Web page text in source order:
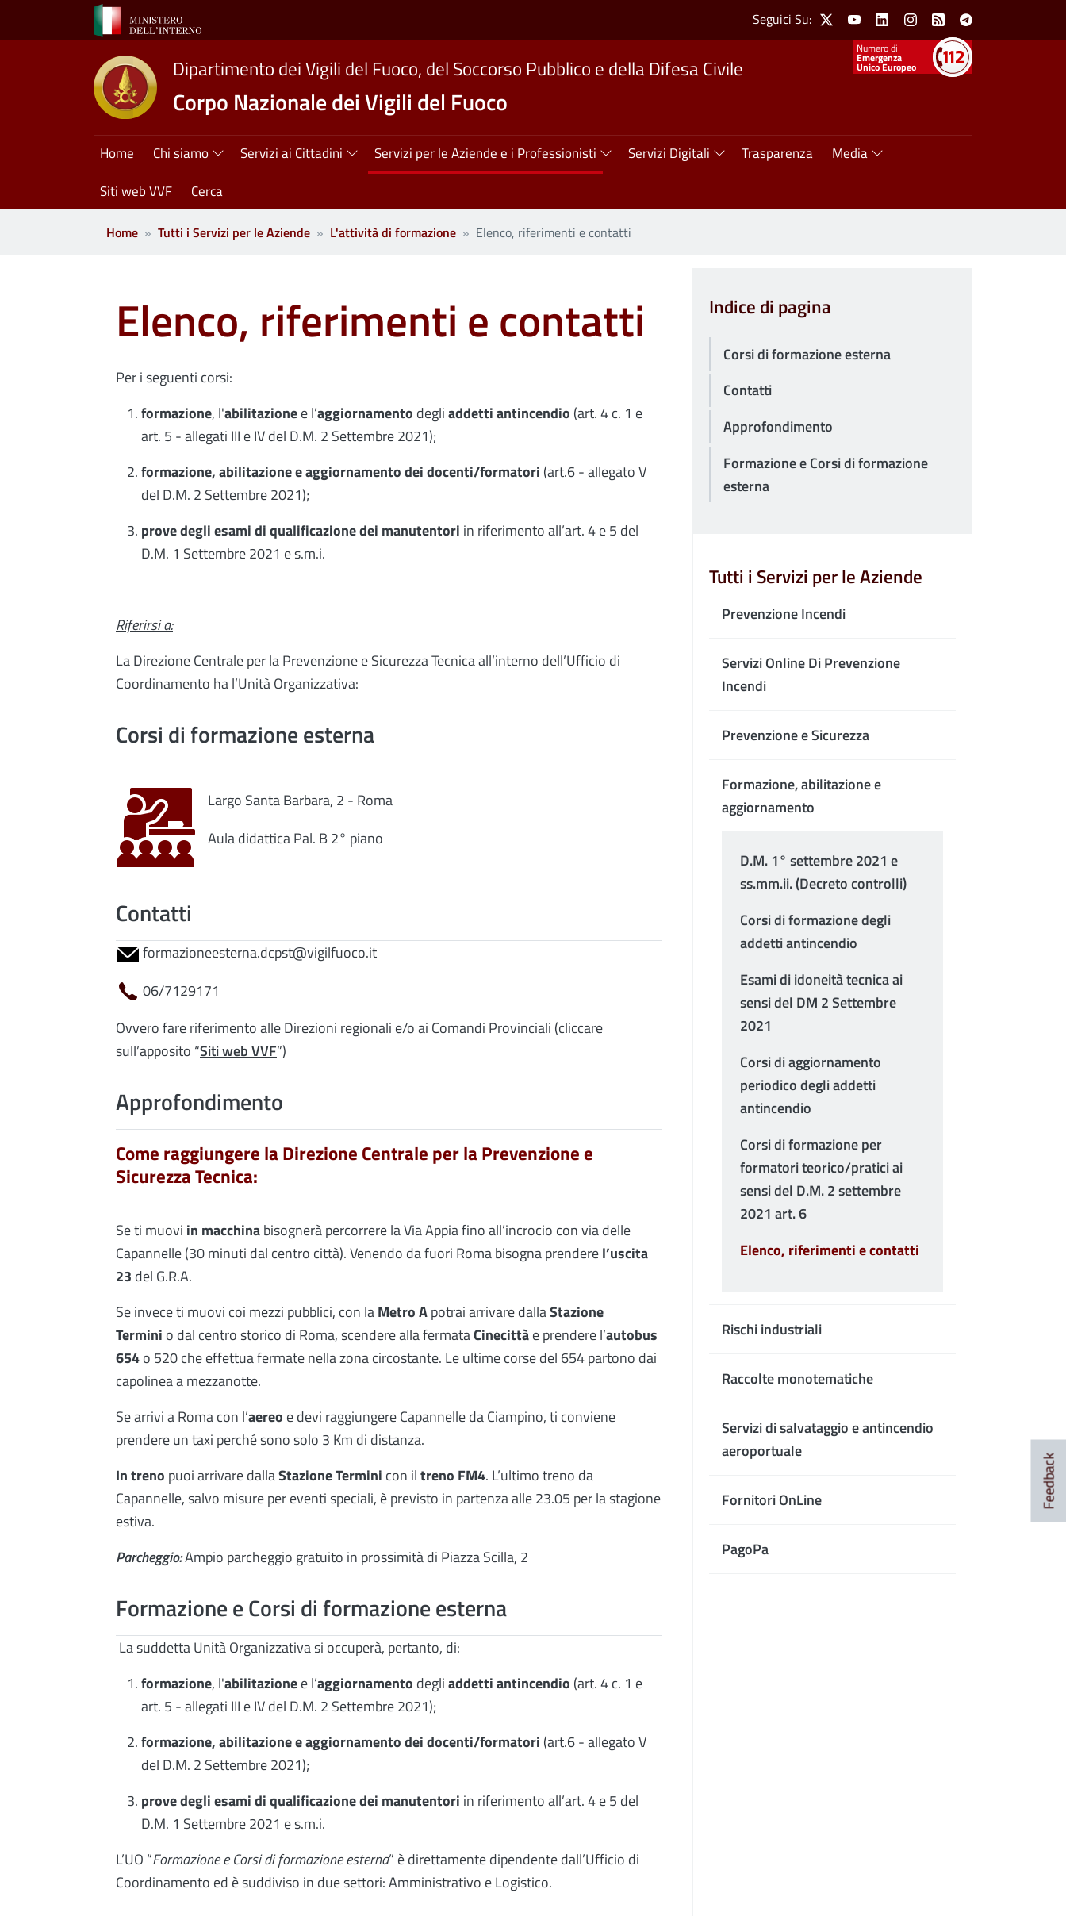
Salta al contenuto principale Social Menu
Seguici Su: X YoutubeLinkedinInstagram
Feed Telegram
Numeri utili
Emergenza
Unico Europeo
Dipartimento dei Vigili del Fuoco, del Soccorso Pubblico e della Difesa Civile
Corpo Nazionale dei Vigili del Fuoco
Navigazione principale
Home Chi siamo Servizi ai Cittadini Servizi per le Aziende e i Professionisti Servizi Digitali Trasparenza
Media
Siti web VVF
Cerca
Home Tutti i Servizi per le Aziende L'attività di formazione Elenco, riferimenti e contatti
Elenco, riferimenti e contatti
Per i seguenti corsi:
formazione, l'abilitazionee l’aggiornamento degliaddetti antincendio (art. 4 c. 1 e
art. 5 - allegati III e IV del D.M. 2 Settembre 2021);
formazione, abilitazione e aggiornamento dei docenti/formatori (art.6 - allegato V
del D.M. 2 Settembre 2021);
prove degli esami di qualificazione dei manutentori in riferimento all’art. 4 e 5 del
D.M. 1 Settembre 2021 e s.m.i.
Riferirsi a:
La Direzione Centrale per la Prevenzione e Sicurezza Tecnica all’interno dell’Ufficio di
Coordinamento ha l’Unità Organizzativa:
Corsi di formazione esterna
Largo Santa Barbara, 2 - Roma
Aula didattica Pal. B 2° piano
Contatti
formazioneesterna.dcpst@vigilfuoco.it
06/7129171
Ovvero fare riferimento alle Direzioni regionali e/o ai Comandi Provinciali (cliccare
sull’apposito “Siti web VVF”)
Approfondimento
Come raggiungere la Direzione Centrale per la Prevenzione e
Sicurezza Tecnica:
Se ti muovi in macchinabisognerà percorrere la Via Appia fino all’incrocio con via delle
Capannelle (30 minuti dal centro città). Venendo da fuori Roma bisogna prenderel’uscita
23 del G.R.A.
Se invece ti muovi coi mezzi pubblici, con laMetro Apotrai arrivare dallaStazione
Termini o dal centro storico di Roma, scendere alla fermataCinecittàe prendere l’autobus
654o 520 che effettua fermate nella zona circostante. Le ultime corse del 654 partono dai
capolinea a mezzanotte.
Se arrivi a Roma con l’aereo e devi raggiungere Capannelle da Ciampino, ti conviene
prendere un taxi perché sono solo 3 Km di distanza.
In treno puoi arrivare dallaStazione Termini con iltreno FM4. L’ultimo treno da
Capannelle, salvo misure per eventi speciali, è previsto in partenza alle 23.05 per la stagione
estiva.
Parcheggio:Ampio parcheggio gratuito in prossimità di Piazza Scilla, 2
Formazione e Corsi di formazione esterna
La suddetta Unità Organizzativa si occuperà, pertanto, di:
formazione, l'abilitazionee l’aggiornamento degliaddetti antincendio (art. 4 c. 1 e
art. 5 - allegati III e IV del D.M. 2 Settembre 2021);
formazione, abilitazione e aggiornamento dei docenti/formatori (art.6 - allegato V
del D.M. 2 Settembre 2021);
prove degli esami di qualificazione dei manutentori in riferimento all’art. 4 e 5 del
D.M. 1 Settembre 2021 e s.m.i.
L’UO “Formazione e Corsi di formazione esterna” è direttamente dipendente dall’Ufficio di
Coordinamento ed è suddiviso in due settori: Amministrativo e Logistico.
Indice di pagina
Corsi di formazione esterna
Contatti
Approfondimento
Formazione e Corsi di formazione
esterna
Tutti i Servizi per le Aziende
Prevenzione Incendi
Servizi Online Di Prevenzione
Incendi
Prevenzione e Sicurezza
Formazione, abilitazione e
aggiornamento
D.M. 1° settembre 2021 e
ss.mm.ii. (Decreto controlli)
Corsi di formazione degli
addetti antincendio
Esami di idoneità tecnica ai
sensi del DM 2 Settembre
2021
Corsi di aggiornamento
periodico degli addetti
antincendio
Corsi di formazione per
formatori teorico/pratici ai
sensi del D.M. 2 settembre
2021 art. 6
Elenco, riferimenti e contatti
Rischi industriali
Raccolte monotematiche
Servizi di salvataggio e antincendio
aeroportuale
Fornitori OnLine
PagoPa
Feedback